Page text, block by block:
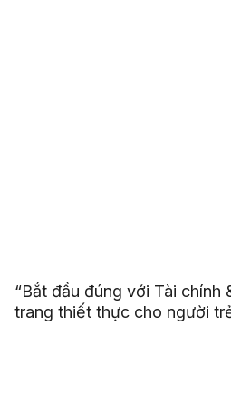
“Bắt đầu đúng với Tài chính
trang thiết thực cho người